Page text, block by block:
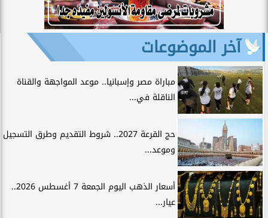
آخر الموضوعات
مباراة مصر وإسبانيا.. موعد المواجهة والقناة
الناقلة في...
حج القرعة 2027.. شروط التقديم وطرق التسجيل
وموعد...
أسعار الذهب اليوم الجمعة 7 أغسطس 2026..
عيار...